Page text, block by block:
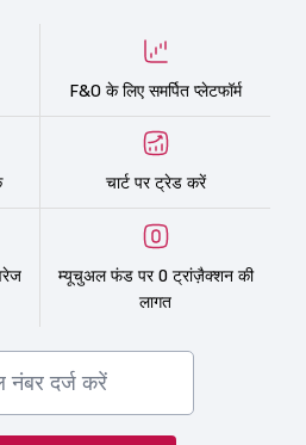
F&O के लिए समर्पित प्लेटफॉर्म
चार्ट पर ट्रेड करें
म्यूचुअल फंड पर 0 ट्रांज़ैक्शन की
लागत